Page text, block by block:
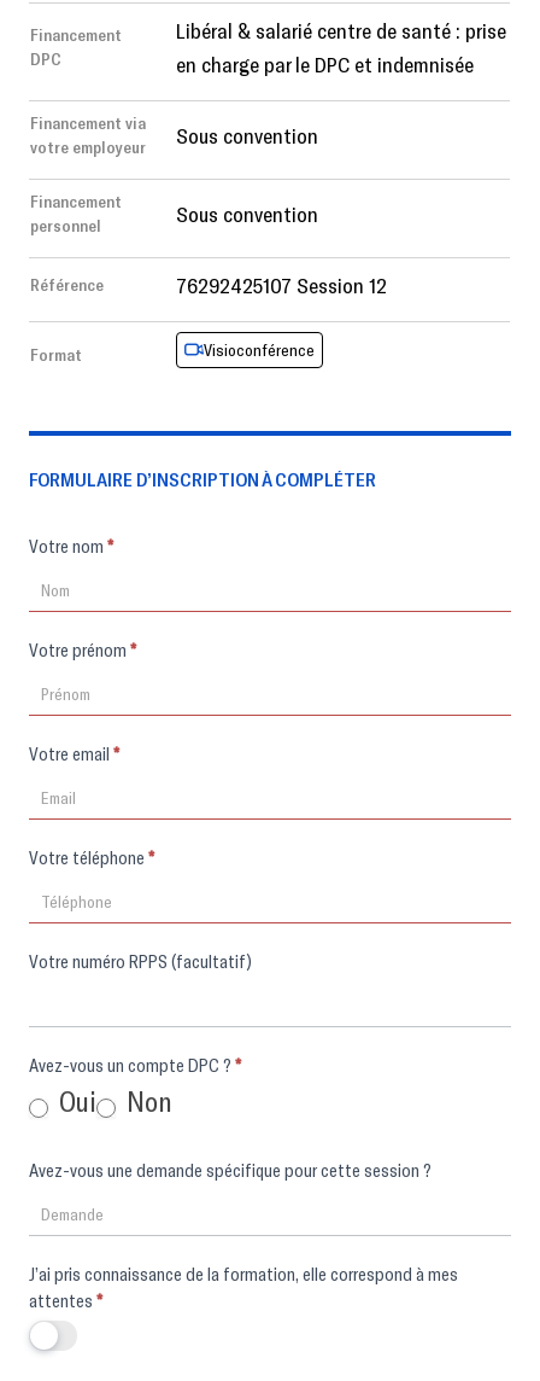
Financement
DPC
Libéral & salarié centre de santé : prise
en charge par le DPC et indemnisée
Financement via
votre employeur
Sous convention
Financement
personnel
Sous convention
Référence 76292425107 Session 12
Format Visioconférence
FORMULAIRE D’INSCRIPTION À COMPLÉTER
Formulaire
Votre nom *
Votre prénom *
Votre email *
Votre téléphone *
Votre numéro RPPS (facultatif)
Avez-vous un compte DPC ? *
Oui Non
Avez-vous une demande spécifique pour cette session ?
J’ai pris connaissance de la formation, elle correspond à mes
attentes *